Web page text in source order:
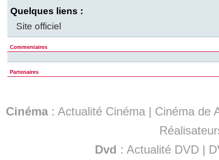
Quelques liens :
Site officiel
Commentaires
Partenaires
Cinéma: Actualité Cinéma | Cinéma de
Dvd : Actualité DVD |